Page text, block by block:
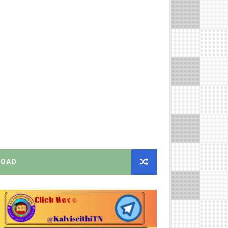
புதிய தெளிவுரை: முக்கிய செயல்முறைகள் வெளியீடு!
அன்று நடைபெறுகிறது - நிகழ்ச்சி நிரல் மற்றும் முக்கிய
சுற்றறிக்கை வெளியீடு
மகளிர் நலன் & புதிய திட்டங்களின் முழு
கல்வித் துறை சுற்றறிக்கை!